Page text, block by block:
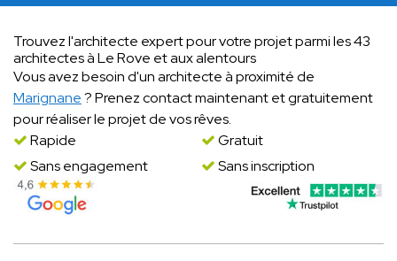
Trouvez l'architecte expert pour votre projet parmi les 43
architectes à Le Rove et aux alentours
Vous avez besoin d'un architecte à proximité de
Marignane? Prenez contact maintenant et gratuitement
pour réaliser le projet de vos rêves.
Rapide
Gratuit
Sans engagement
Sans inscription